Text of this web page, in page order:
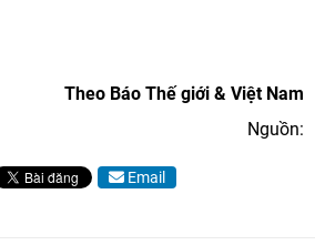
Theo Báo Thế giới & Việt Nam
Nguồn:
Email